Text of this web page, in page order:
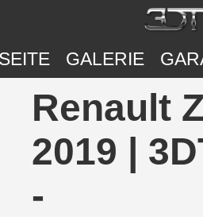
GALERIE
Renault
2019 |
-